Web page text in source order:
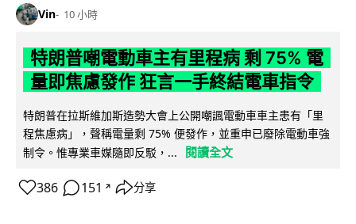
Vin 10 小時
特朗普嘲電動車主有里程病 剩 75% 電
量即焦慮發作 狂言一手終結電車指令
特朗普在拉斯維加斯造勢大會上公開嘲諷電動車車主患有「里
程焦慮病」，聲稱電量剩 75% 便發作，並重申已廢除電動車強
制令。惟專業車媒隨即反駁，...
閱讀全文
386 151 ↗ 分享